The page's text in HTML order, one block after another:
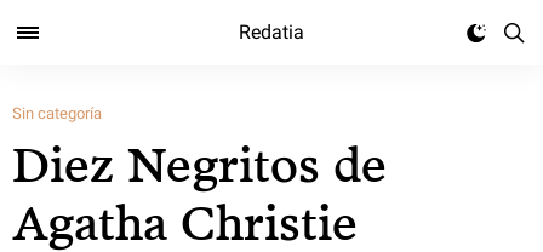
Redatia
Sin categoría
Diez Negritos de
Agatha Christie